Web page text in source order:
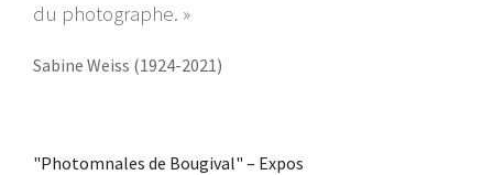
du photographe. »
Sabine Weiss (1924-2021)
"Photomnales de Bougival" – Expos